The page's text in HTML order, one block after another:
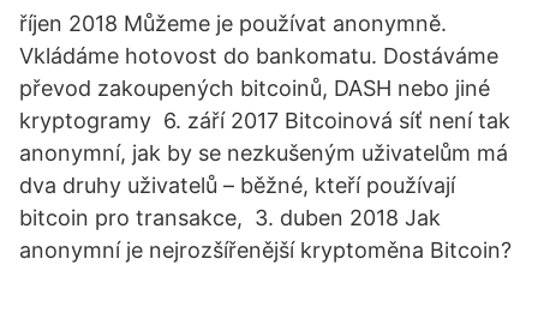
říjen 2018 Můžeme je používat anonymně.
Vkládáme hotovost do bankomatu. Dostáváme
převod zakoupených bitcoinů, DASH nebo jiné
kryptogramy 6. září 2017 Bitcoinová síť není tak
anonymní, jak by se nezkušeným uživatelům má
dva druhy uživatelů – běžné, kteří používají
bitcoin pro transakce, 3. duben 2018 Jak
anonymní je nejrozšířenější kryptoměna Bitcoin?